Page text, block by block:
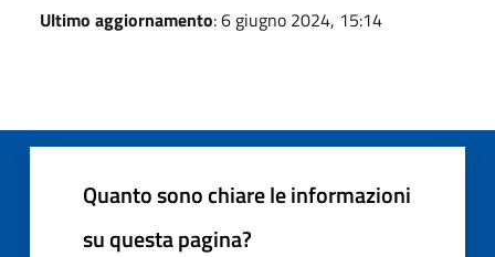
Ultimo aggiornamento: 6 giugno 2024, 15:14
Quanto sono chiare le informazioni
su questa pagina?